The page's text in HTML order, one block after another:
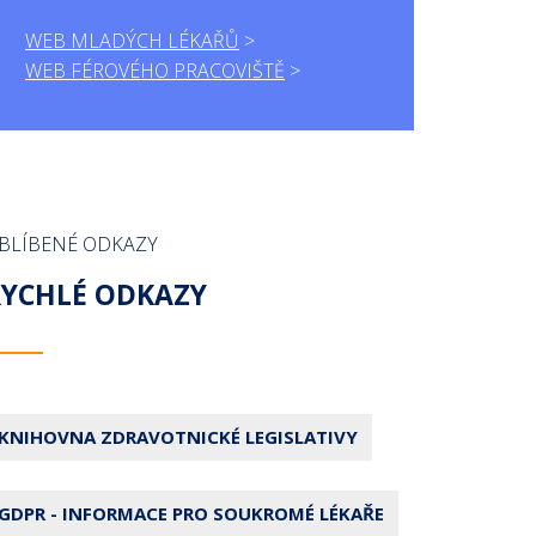
WEB MLADÝCH LÉKAŘŮ
WEB FÉROVÉHO PRACOVIŠTĚ
ODKAZY
ODKAZY
ZDRAVOTNICKÉ LEGISLATIVY
- INFORMACE PRO SOUKROMÉ LÉKAŘE